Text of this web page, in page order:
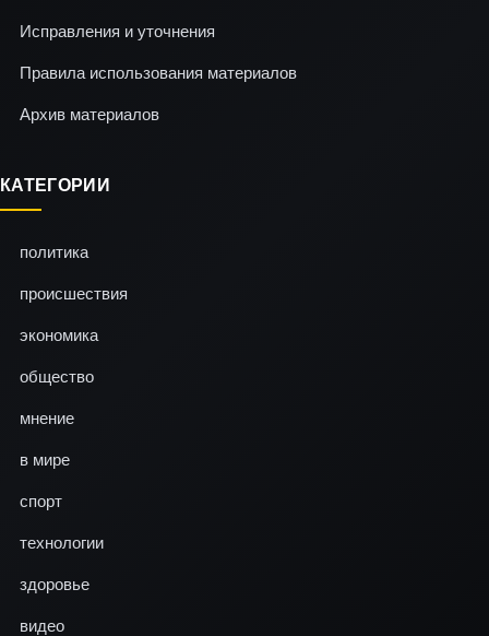
Исправления и уточнения
Правила использования материалов
Архив материалов
КАТЕГОРИИ
политика
происшествия
экономика
общество
мнение
в мире
спорт
технологии
здоровье
видео